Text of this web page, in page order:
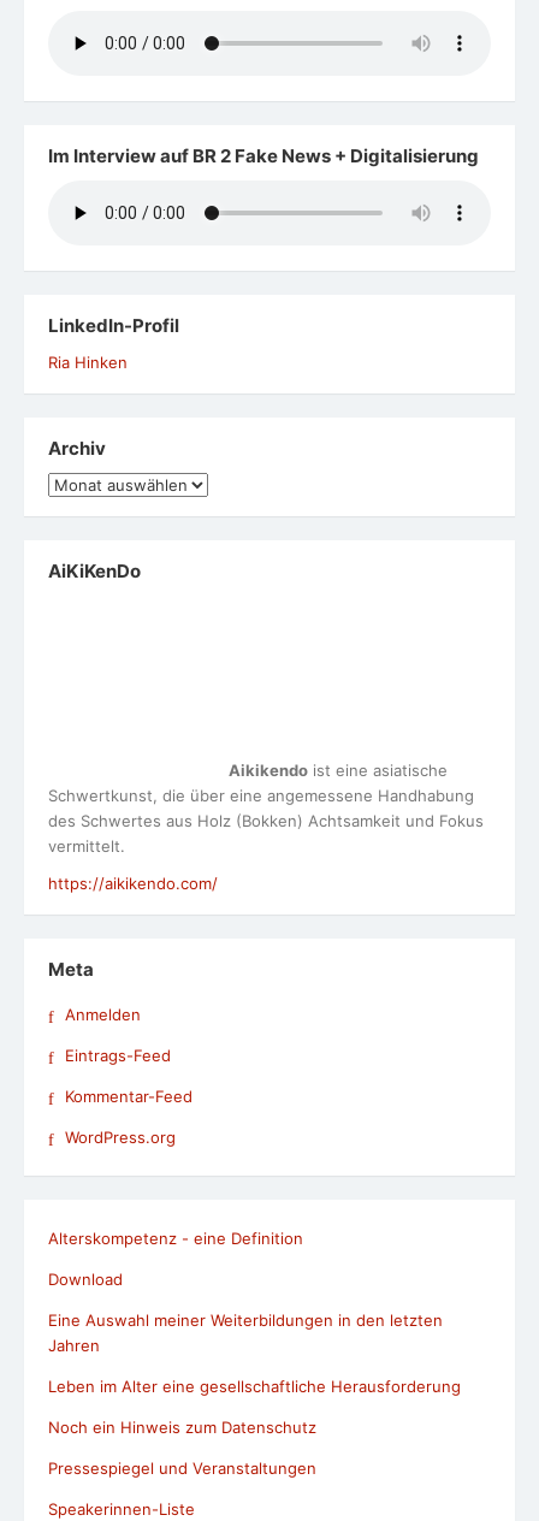
Im Interview auf BR 2 Fake News + Digitalisierung
LinkedIn-Profil
Ria Hinken
Archiv
Archiv
AiKiKenDo
Meta
Anmelden
Eintrags-Feed
WordPress.org
Speakerinnen-Liste
Studien zu den Themen Alter und Digitalisierung
Termine: Veranstaltungen, Seminare und Workshops
Was ein zufriedenes Alter ausmacht
Impressum / Datenschutzerklärung